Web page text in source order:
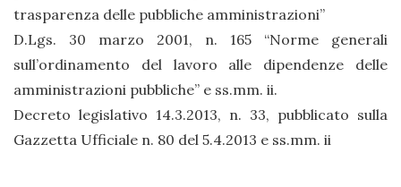
trasparenza delle pubbliche amministrazioni”
D.Lgs. 30 marzo 2001, n. 165 “Norme generali
sull’ordinamento del lavoro alle dipendenze delle
amministrazioni pubbliche” e ss.mm. ii.
Decreto legislativo 14.3.2013, n. 33, pubblicato sulla
Gazzetta Ufficiale n. 80 del 5.4.2013 e ss.mm. ii